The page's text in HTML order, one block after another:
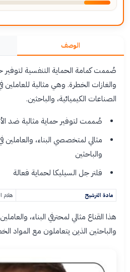
الوصف
صُممت كمامة الحماية التنفسية لتوفير
والغازات الخطرة. وهي مثالية للعاملين
الصناعات الكيميائية، والباحثين.
صُممت لتوفير حماية مثالية ضد
مثالي لمتخصصي البناء، والعاملين
والباحثين
فلتر جل السيليكا لحماية فعالة
مادة الترشيح هلام
هذا القناع مثالي لمحترفي البناء،
والباحثين الذين يتعاملون مع المواد